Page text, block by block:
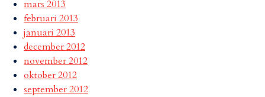
mars 2013
februari 2013
januari 2013
december 2012
november 2012
oktober 2012
september 2012